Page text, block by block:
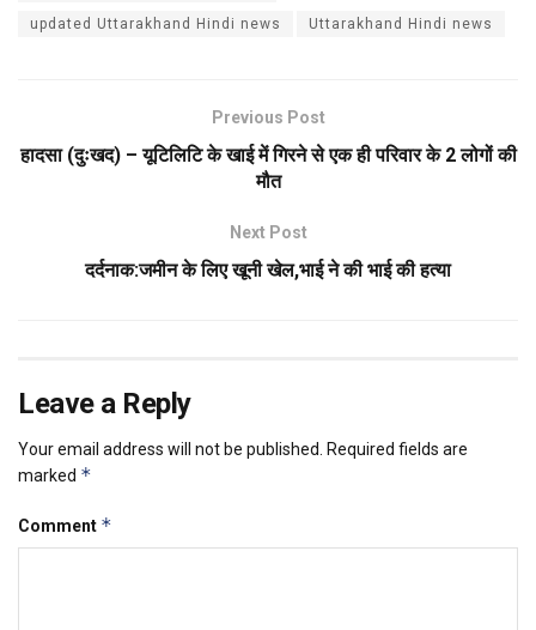
updated Uttarakhand Hindi news Uttarakhand Hindi news
Previous Post
हादसा (दुःखद) – यूटिलिटि के खाई में गिरने से एक ही परिवार के 2 लोगों की
मौत
Next Post
दर्दनाक:जमीन के लिए खूनी खेल,भाई ने की भाई की हत्या
Leave a Reply
Your email address will not be published. Required fields are
marked *
Comment *